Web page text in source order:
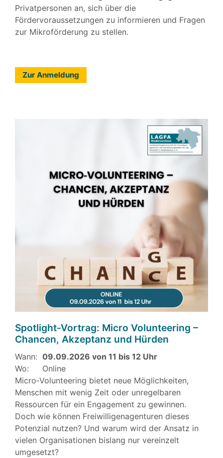
Privatpersonen an, sich über die
Fördervoraussetzungen zu informieren und Fragen
zur Mikroförderung zu stellen.
Zur Anmeldung
Spotlight-Vortrag: Micro Volunteering –
Chancen, Akzeptanz und Hürden
Wann: 09.09.2026 von 11 bis 12 Uhr
Wo:
Online
Micro‑Volunteering bietet neue Möglichkeiten,
Menschen mit wenig Zeit oder unregelbaren
Ressourcen für ein Engagement zu gewinnen.
Doch wie können Freiwilligenagenturen dieses
Potenzial nutzen? Und warum wird der Ansatz in
vielen Organisationen bislang nur vereinzelt
umgesetzt?